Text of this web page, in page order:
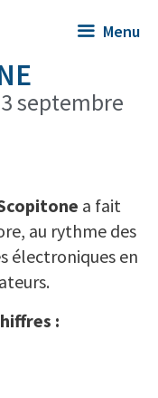
Menu
septembre
a fait
au rythme des
électroniques en
: